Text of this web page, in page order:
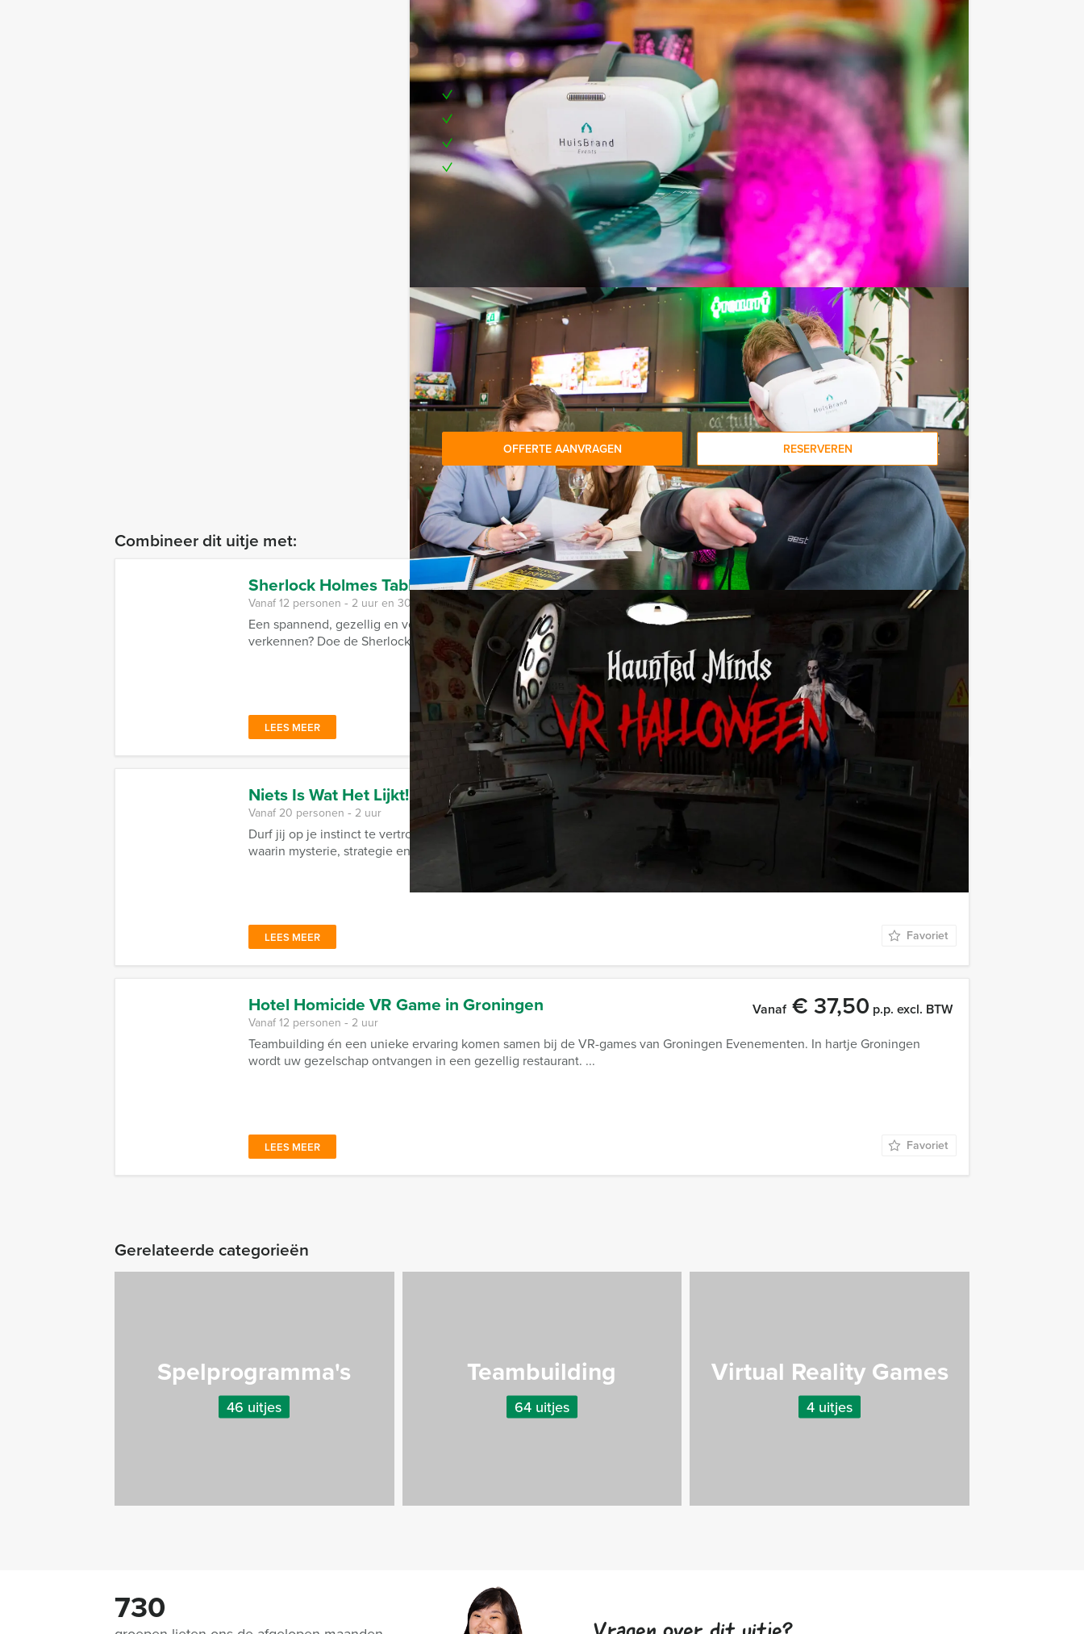
Inclusief:
Professionele begeleiding
Moderne VR-brillen
Leuke prijs voor het winnende team
Te boeken op uw gewenste dag en tijdstip!
Niet telkens uw knip hoeven trekken om uw drankje af te rekenen? Voor € 13,50 per
persoon per uur (excl. BTW) kunt u gebruikmaken van het drankarrangement, waarbij u
onbeperkt kunt genieten van bier, fris, huiswijn, koffie en thee. En… zo komt u ook
achteraf niet voor verrassingen te staan!
Reservering voor kleinere groepen:
Afhankelijk van het minimaal aantal deelnemers berekenen wij de minimale prijs voor
dit arrangement. U kunt altijd voor minder personen boeken als u bereid bent om de
minimale prijs te betalen.
OFFERTE AANVRAGEN RESERVEREN
Combineer dit uitje met:
Sherlock Holmes Tablet Game in Groningen
Vanaf€ 27,50p.p. excl. BTW
Vanaf 12 personen ‐ 2 uur en 30 minuten
Een spannend, gezellig en verrassend bedrijfsuitje organiseren en gelijk de binnenstad van Groningen van top tot teen
verkennen? Doe de Sherlock Holmes Tablet Game van ...
LEES MEER
Niets Is Wat Het Lijkt! Vanaf € 34,50 p.p. excl. BTW
Vanaf 20 personen ‐ 2 uur
Durf jij op je instinct te vertrouwen als alles anders blijkt dan je denkt? Niets is wat het lijkt is een verrassende groepsgame
waarin mysterie, strategie en ...
LEES MEER Favoriet
Hotel Homicide VR Game in Groningen Vanaf€ 37,50 p.p. excl. BTW
Vanaf 12 personen ‐ 2 uur
Teambuilding én een unieke ervaring komen samen bij de VR-games van Groningen Evenementen. In hartje Groningen
wordt uw gezelschap ontvangen in een gezellig restaurant. ...
LEES MEER Favoriet
Gerelateerde categorieën
Spelprogramma's
46 uitjes
Teambuilding
64 uitjes
Virtual Reality Games
4 uitjes
730